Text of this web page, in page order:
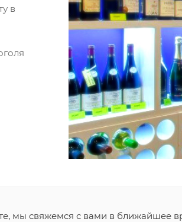
в
мы свяжемся с вами в ближайшее